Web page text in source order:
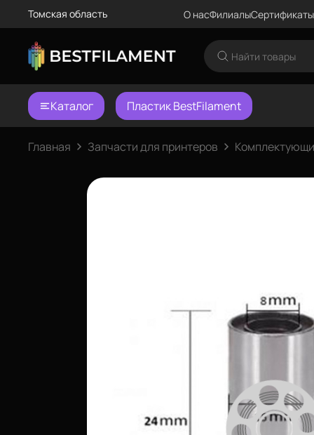
Томская область О насФилиалыСертификаты
Каталог Пластик BestFilament
Главная Запчасти для принтеров